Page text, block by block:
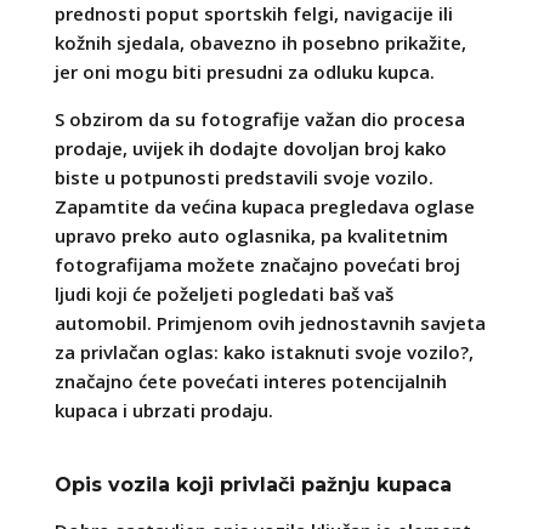
prednosti poput sportskih felgi, navigacije ili
kožnih sjedala, obavezno ih posebno prikažite,
jer oni mogu biti presudni za odluku kupca.
S obzirom da su fotografije važan dio procesa
prodaje, uvijek ih dodajte dovoljan broj kako
biste u potpunosti predstavili svoje vozilo.
Zapamtite da većina kupaca pregledava oglase
upravo preko auto oglasnika, pa kvalitetnim
fotografijama možete značajno povećati broj
ljudi koji će poželjeti pogledati baš vaš
automobil. Primjenom ovih jednostavnih savjeta
za privlačan oglas: kako istaknuti svoje vozilo?,
značajno ćete povećati interes potencijalnih
kupaca i ubrzati prodaju.
Opis vozila koji privlači pažnju kupaca